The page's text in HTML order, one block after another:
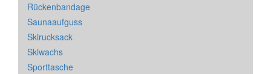
Rückenbandage
Saunaaufguss
Skirucksack
Skiwachs
Sporttasche